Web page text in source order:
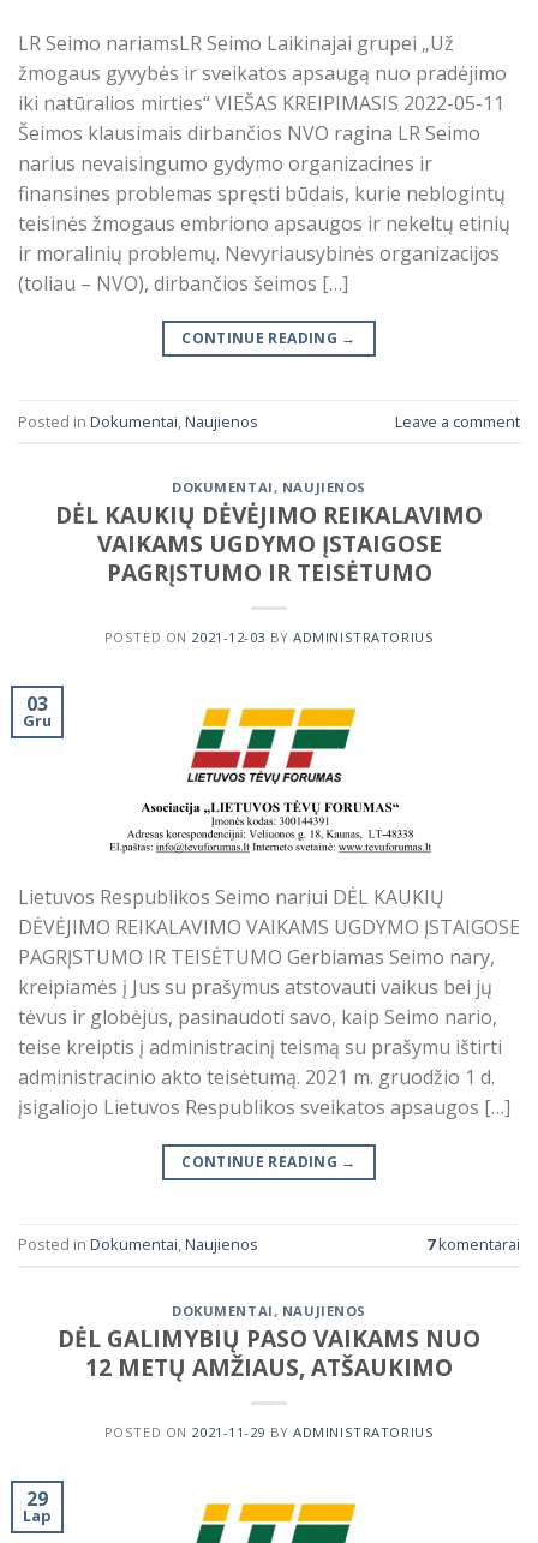
LR Seimo nariamsLR Seimo Laikinajai grupei „Už
žmogaus gyvybės ir sveikatos apsaugą nuo pradėjimo
iki natūralios mirties“ VIEŠAS KREIPIMASIS 2022-05-11
Šeimos klausimais dirbančios NVO ragina LR Seimo
narius nevaisingumo gydymo organizacines ir
finansines problemas spręsti būdais, kurie neblogintų
teisinės žmogaus embriono apsaugos ir nekeltų etinių
ir moralinių problemų. Nevyriausybinės organizacijos
(toliau – NVO), dirbančios šeimos […]
CONTINUE READING →
Posted in Dokumentai Naujienos Leave a comment
DOKUMENTAI, NAUJIENOS
DĖL KAUKIŲ DĖVĖJIMO REIKALAVIMO
VAIKAMS UGDYMO ĮSTAIGOSE
PAGRĮSTUMO IR TEISĖTUMO
POSTED ON 2021-12-03 BYADMINISTRATORIUS
03
Gru
Lietuvos Respublikos Seimo nariui DĖL KAUKIŲ
DĖVĖJIMO REIKALAVIMO VAIKAMS UGDYMO ĮSTAIGOSE
PAGRĮSTUMO IR TEISĖTUMO Gerbiamas Seimo nary,
kreipiamės į Jus su prašymus atstovauti vaikus bei jų
tėvus ir globėjus, pasinaudoti savo, kaip Seimo nario,
teise kreiptis į administracinį teismą su prašymu ištirti
administracinio akto teisėtumą. 2021 m. gruodžio 1 d.
įsigaliojo Lietuvos Respublikos sveikatos apsaugos […]
CONTINUE READING →
Posted in Dokumentai,Naujienos 7komentarai
DOKUMENTAI, NAUJIENOS
DĖL GALIMYBIŲ PASO VAIKAMS NUO
12 METŲ AMŽIAUS, ATŠAUKIMO
POSTED ON 2021-11-29 BYADMINISTRATORIUS
29
Lap